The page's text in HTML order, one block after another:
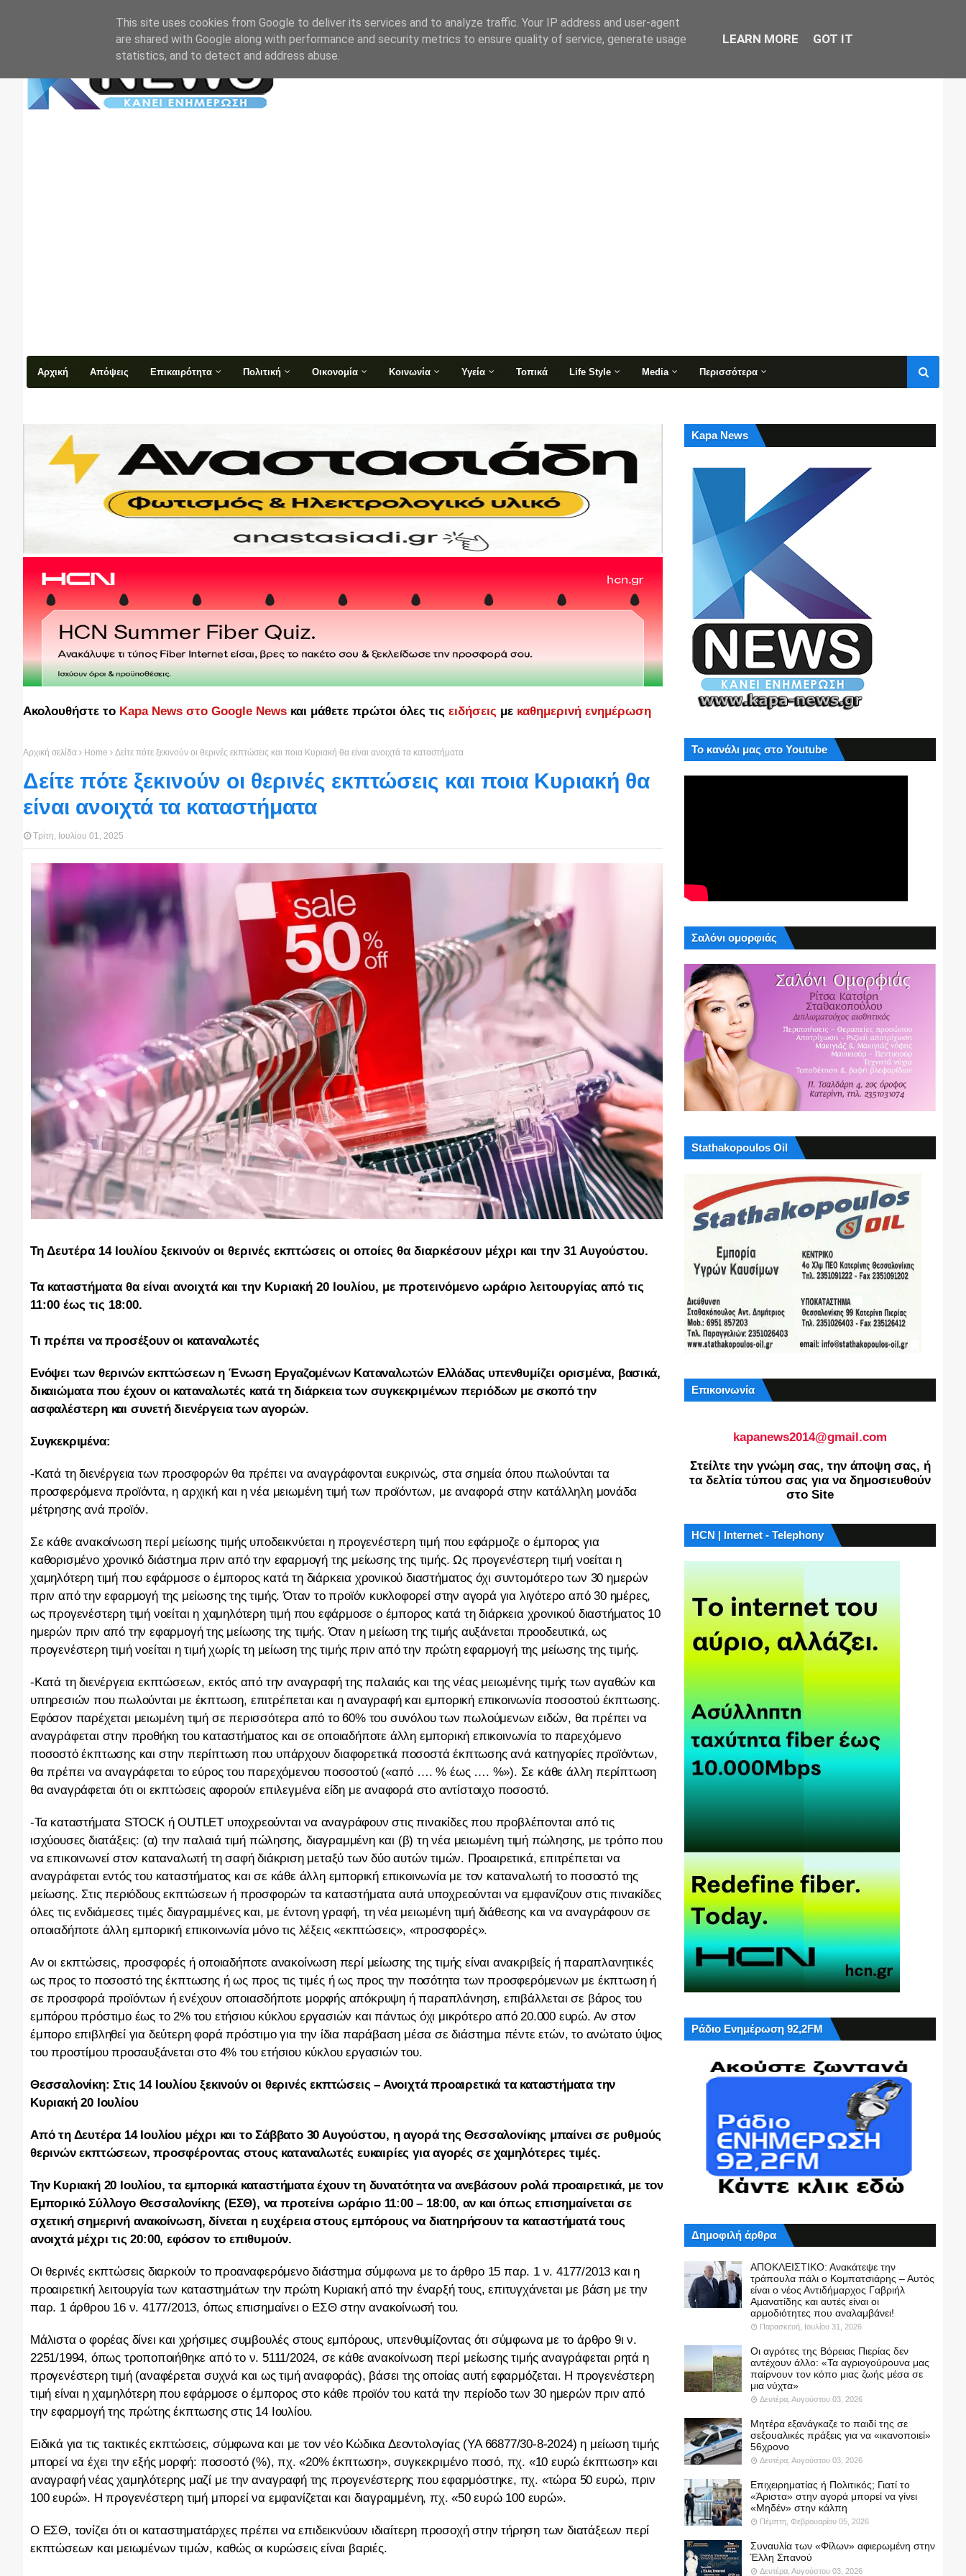
Αρχική Απόψεις Επικαιρότητα Πολιτική Οικονομία Κοινωνία Υγεία Τοπικά Life Style Media Περισσότερα
Ακολουθήστε το Kapa News στο Google News και μάθετε πρώτοι όλες τις ειδήσεις με καθημερινή ενημέρωση
Αρχική σελίδα Home Δείτε πότε ξεκινούν οι θερινές εκπτώσεις και ποια Κυριακή θα είναι ανοιχτά τα καταστήματα
Δείτε πότε ξεκινούν οι θερινές εκπτώσεις και ποια Κυριακή θα
είναι ανοιχτά τα καταστήματα
Τρίτη, Ιουλίου 01, 2025
Τη Δευτέρα 14 Ιουλίου ξεκινούν οι θερινές εκπτώσεις οι οποίες θα διαρκέσουν μέχρι και την 31 Αυγούστου.
Τα καταστήματα θα είναι ανοιχτά και την Κυριακή 20 Ιουλίου, με προτεινόμενο ωράριο λειτουργίας από τις
11:00 έως τις 18:00.
Τι πρέπει να προσέξουν οι καταναλωτές
Ενόψει των θερινών εκπτώσεων η Ένωση Εργαζομένων Καταναλωτών Ελλάδας υπενθυμίζει ορισμένα, βασικά,
δικαιώματα που έχουν οι καταναλωτές κατά τη διάρκεια των συγκεκριμένων περιόδων με σκοπό την
ασφαλέστερη και συνετή διενέργεια των αγορών.
Συγκεκριμένα:
-Κατά τη διενέργεια των προσφορών θα πρέπει να αναγράφονται ευκρινώς, στα σημεία όπου πωλούνται τα
προσφερόμενα προϊόντα, η αρχική και η νέα μειωμένη τιμή των προϊόντων, με αναφορά στην κατάλληλη μονάδα
μέτρησης ανά προϊόν.
Σε κάθε ανακοίνωση περί μείωσης τιμής υποδεικνύεται η προγενέστερη τιμή που εφάρμοζε ο έμπορος για
καθορισμένο χρονικό διάστημα πριν από την εφαρμογή της μείωσης της τιμής. Ως προγενέστερη τιμή νοείται η
χαμηλότερη τιμή που εφάρμοσε ο έμπορος κατά τη διάρκεια χρονικού διαστήματος όχι συντομότερο των 30 ημερών
πριν από την εφαρμογή της μείωσης της τιμής. Όταν το προϊόν κυκλοφορεί στην αγορά για λιγότερο από 30 ημέρες,
ως προγενέστερη τιμή νοείται η χαμηλότερη τιμή που εφάρμοσε ο έμπορος κατά τη διάρκεια χρονικού διαστήματος 10
ημερών πριν από την εφαρμογή της μείωσης της τιμής. Όταν η μείωση της τιμής αυξάνεται προοδευτικά, ως
προγενέστερη τιμή νοείται η τιμή χωρίς τη μείωση της τιμής πριν από την πρώτη εφαρμογή της μείωσης της τιμής.
-Κατά τη διενέργεια εκπτώσεων, εκτός από την αναγραφή της παλαιάς και της νέας μειωμένης τιμής των αγαθών και
υπηρεσιών που πωλούνται με έκπτωση, επιτρέπεται και η αναγραφή και εμπορική επικοινωνία ποσοστού έκπτωσης.
Εφόσον παρέχεται μειωμένη τιμή σε περισσότερα από το 60% του συνόλου των πωλούμενων ειδών, θα πρέπει να
αναγράφεται στην προθήκη του καταστήματος και σε οποιαδήποτε άλλη εμπορική επικοινωνία το παρεχόμενο
ποσοστό έκπτωσης και στην περίπτωση που υπάρχουν διαφορετικά ποσοστά έκπτωσης ανά κατηγορίες προϊόντων,
θα πρέπει να αναγράφεται το εύρος του παρεχόμενου ποσοστού («από …. % έως …. %»). Σε κάθε άλλη περίπτωση
θα αναγράφεται ότι οι εκπτώσεις αφορούν επιλεγμένα είδη με αναφορά στο αντίστοιχο ποσοστό.
-Τα καταστήματα STOCK ή OUTLET υποχρεούνται να αναγράφουν στις πινακίδες που προβλέπονται από τις
ισχύουσες διατάξεις: (α) την παλαιά τιμή πώλησης, διαγραμμένη και (β) τη νέα μειωμένη τιμή πώλησης, με τρόπο που
να επικοινωνεί στον καταναλωτή τη σαφή διάκριση μεταξύ των δύο αυτών τιμών. Προαιρετικά, επιτρέπεται να
αναγράφεται εντός του καταστήματος και σε κάθε άλλη εμπορική επικοινωνία με τον καταναλωτή το ποσοστό της
μείωσης. Στις περιόδους εκπτώσεων ή προσφορών τα καταστήματα αυτά υποχρεούνται να εμφανίζουν στις πινακίδες
όλες τις ενδιάμεσες τιμές διαγραμμένες και, με έντονη γραφή, τη νέα μειωμένη τιμή διάθεσης και να αναγράφουν σε
οποιαδήποτε άλλη εμπορική επικοινωνία μόνο τις λέξεις «εκπτώσεις», «προσφορές».
Αν οι εκπτώσεις, προσφορές ή οποιαδήποτε ανακοίνωση περί μείωσης της τιμής είναι ανακριβείς ή παραπλανητικές
ως προς το ποσοστό της έκπτωσης ή ως προς τις τιμές ή ως προς την ποσότητα των προσφερόμενων με έκπτωση ή
σε προσφορά προϊόντων ή ενέχουν οποιασδήποτε μορφής απόκρυψη ή παραπλάνηση, επιβάλλεται σε βάρος του
εμπόρου πρόστιμο έως το 2% του ετήσιου κύκλου εργασιών και πάντως όχι μικρότερο από 20.000 ευρώ. Αν στον
έμπορο επιβληθεί για δεύτερη φορά πρόστιμο για την ίδια παράβαση μέσα σε διάστημα πέντε ετών, το ανώτατο ύψος
του προστίμου προσαυξάνεται στο 4% του ετήσιου κύκλου εργασιών του.
Θεσσαλονίκη: Στις 14 Ιουλίου ξεκινούν οι θερινές εκπτώσεις – Ανοιχτά προαιρετικά τα καταστήματα την
Κυριακή 20 Ιουλίου
Από τη Δευτέρα 14 Ιουλίου μέχρι και το Σάββατο 30 Αυγούστου, η αγορά της Θεσσαλονίκης μπαίνει σε ρυθμούς
θερινών εκπτώσεων, προσφέροντας στους καταναλωτές ευκαιρίες για αγορές σε χαμηλότερες τιμές.
Την Κυριακή 20 Ιουλίου, τα εμπορικά καταστήματα έχουν τη δυνατότητα να ανεβάσουν ρολά προαιρετικά, με τον
Εμπορικό Σύλλογο Θεσσαλονίκης (ΕΣΘ), να προτείνει ωράριο 11:00 – 18:00, αν και όπως επισημαίνεται σε
σχετική σημερινή ανακοίνωση, δίνεται η ευχέρεια στους εμπόρους να διατηρήσουν τα καταστήματά τους
ανοιχτά μέχρι τις 20:00, εφόσον το επιθυμούν.
Οι θερινές εκπτώσεις διαρκούν το προαναφερόμενο διάστημα σύμφωνα με το άρθρο 15 παρ. 1 ν. 4177/2013 και η
προαιρετική λειτουργία των καταστημάτων την πρώτη Κυριακή από την έναρξή τους, επιτυγχάνεται με βάση με την
παρ. 1 άρθρου 16 ν. 4177/2013, όπως επισημαίνει ο ΕΣΘ στην ανακοίνωσή του.
Μάλιστα ο φορέας δίνει και χρήσιμες συμβουλές στους εμπόρους, υπενθυμίζοντας ότι σύμφωνα με το άρθρο 9ι ν.
2251/1994, όπως τροποποιήθηκε από το ν. 5111/2024, σε κάθε ανακοίνωση περί μείωσης τιμής αναγράφεται ρητά η
προγενέστερη τιμή (αναφέρεται συχνά και ως τιμή αναφοράς), βάσει της οποίας αυτή εφαρμόζεται. Η προγενέστερη
τιμή είναι η χαμηλότερη που εφάρμοσε ο έμπορος στο κάθε προϊόν του κατά την περίοδο των 30 ημερών πριν από
την εφαρμογή της πρώτης έκπτωσης στις 14 Ιουλίου.
Ειδικά για τις τακτικές εκπτώσεις, σύμφωνα και με τον νέο Κώδικα Δεοντολογίας (ΥΑ 66877/30-8-2024) η μείωση τιμής
μπορεί να έχει την εξής μορφή: ποσοστό (%), πχ. «20% έκπτωση», συγκεκριμένο ποσό, πχ. «10 ευρώ έκπτωση» και
αναγραφή νέας χαμηλότερης μαζί με την αναγραφή της προγενέστερης που εφαρμόστηκε, πχ. «τώρα 50 ευρώ, πριν
100 ευρώ». Η προγενέστερη τιμή μπορεί να εμφανίζεται και διαγραμμένη, πχ. «50 ευρώ 100 ευρώ».
Ο ΕΣΘ, τονίζει ότι οι καταστηματάρχες πρέπει να επιδεικνύουν ιδιαίτερη προσοχή στην τήρηση των διατάξεων περί
εκπτώσεων και μειωμένων τιμών, καθώς οι κυρώσεις είναι βαριές.
Kapa News
Το κανάλι μας στο Youtube
Σαλόνι ομορφιάς
Stathakopoulos Oil
Επικοινωνία
kapanews2014@gmail.com
Στείλτε την γνώμη σας, την άποψη σας, ή
τα δελτία τύπου σας για να δημοσιευθούν
στο Site
HCN | Internet - Telephony
Ράδιο Ενημέρωση 92,2FM
Δημοφιλή άρθρα
ΑΠΟΚΛΕΙΣΤΙΚΟ: Ανακάτεψε την
τράπουλα πάλι ο Κομπατσιάρης – Αυτός
είναι ο νέος Αντιδήμαρχος Γαβριήλ
Αμανατίδης και αυτές είναι οι
αρμοδιότητες που αναλαμβάνει!
Παρασκευή, Ιουλίου 31, 2026
Οι αγρότες της Βόρειας Πιερίας δεν
αντέχουν άλλο: «Τα αγριογούρουνα μας
παίρνουν τον κόπο μιας ζωής μέσα σε
μια νύχτα»
Δευτέρα, Αυγούστου 03, 2026
Μητέρα εξανάγκαζε το παιδί της σε
σεξουαλικές πράξεις για να «ικανοποιεί»
56χρονο
Δευτέρα, Αυγούστου 03, 2026
Επιχειρηματίας ή Πολιτικός; Γιατί το
«Άριστα» στην αγορά μπορεί να γίνει
«Μηδέν» στην κάλπη
Πέμπτη, Φεβρουαρίου 05, 2026
Συναυλία των «Φίλων» αφιερωμένη στην
Έλλη Σπανού
Δευτέρα, Αυγούστου 03, 2026
This site uses cookies from Google to deliver its services and to analyze traffic. Your IP address and user-agent
are shared with Google along with performance and security metrics to ensure quality of service, generate usage
statistics, and to detect and address abuse.
LEARN MORE GOT IT